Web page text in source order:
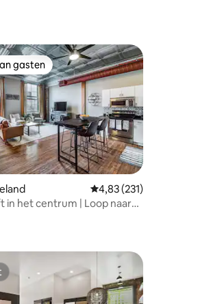
4,92 op 5, 136 recensies
gasten
gasten
Gemiddelde
4,83 (231)
in het centrum | Loop naar